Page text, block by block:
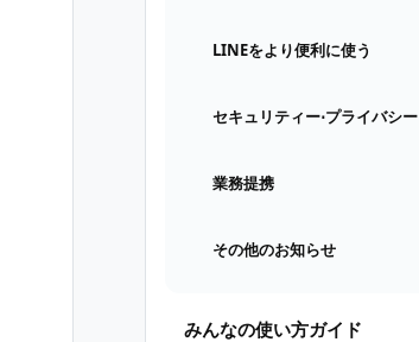
LINEをより便利に使う
セキュリティー⋅プライバシー
業務提携
その他のお知らせ
みんなの使い方ガイド